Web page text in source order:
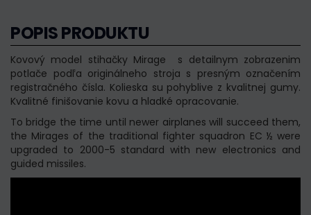
POPIS PRODUKTU
Kovový model stihačky Mirage s detailnym zobrazenim
potlače podľa originálneho stroja s presným označením
registračného čísla. Kolieska su pohyblive z kvalitnej gumy.
Kvalitné finišovanie kovu a hladké opracovanie.
To bridge the time until newer airplanes will succeed them,
the Mirages of the traditional fighter squadron EC ½ were
upgraded to 2000-5 standard with new electronics and
guided missiles.